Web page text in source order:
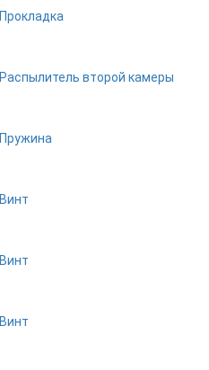
Прокладка
Распылитель второй камеры
Пружина
Винт
Винт
Винт